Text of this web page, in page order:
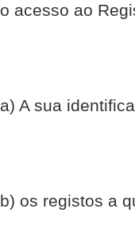
o acesso ao
a) A sua
b) os registos a